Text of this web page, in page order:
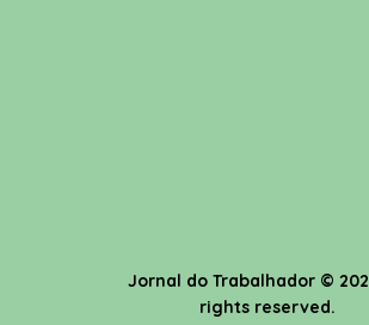
Jornal do Trabalhador ©
rights reserved.